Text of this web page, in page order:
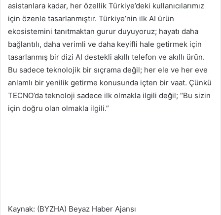
asistanlara kadar, her özellik Türkiye’deki kullanıcılarımız
için özenle tasarlanmıştır. Türkiye’nin ilk AI ürün
ekosistemini tanıtmaktan gurur duyuyoruz; hayatı daha
bağlantılı, daha verimli ve daha keyifli hale getirmek için
tasarlanmış bir dizi AI destekli akıllı telefon ve akıllı ürün.
Bu sadece teknolojik bir sıçrama değil; her ele ve her eve
anlamlı bir yenilik getirme konusunda içten bir vaat. Çünkü
TECNO’da teknoloji sadece ilk olmakla ilgili değil; “Bu sizin
için doğru olan olmakla ilgili.”
Kaynak: (BYZHA) Beyaz Haber Ajansı